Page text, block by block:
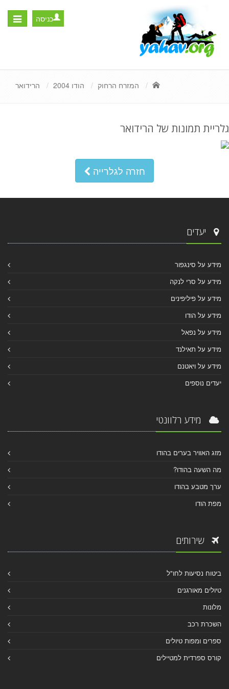
Toggle
כניסה
המזרח הרחוק הודו 2004 הרידואר
גלריית תמונות של הרידואר
חזרה לגלרייה
יעדים
מידע על סינגפור
מידע על סרי לנקה
מידע על פיליפינים
מידע על הודו
מידע על נפאל
מידע על תאילנד
מידע על ויאטנם
יעדים נוספים
מידע רלוונטי
מזג האוויר בערים בהודו
מה השעה בהודו?
ערך מטבע בהודו
מפת הודו
שירותים
ביטוח נסיעות לחו"ל
טיולים מאורגנים
מלונות
השכרת רכב
ספרים ומפות טיולים
קורס ספרדית למטיילים